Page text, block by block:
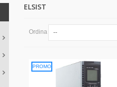
ELSIST
Ordina --
PROMO